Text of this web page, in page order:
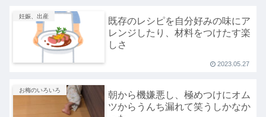
妊娠、出産
既存のレシピを自分好みの味にア
レンジしたり、材料をつけたす楽
しさ
2023.05.27
お梅のいろいろ
朝から機嫌悪し、極めつけにオム
ツからうんち漏れて笑うしかなか